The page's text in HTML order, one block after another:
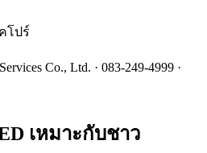
โปร์
Co., Ltd. · 083-249-4999 ·
เหมาะกับชาว